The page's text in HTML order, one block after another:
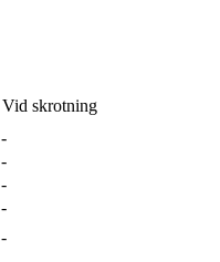
Vid skrotning
-
-
-
-
-